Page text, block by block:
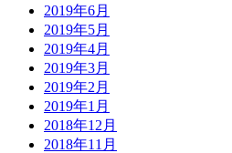
2019年6月
2019年5月
2019年4月
2019年3月
2019年2月
2019年1月
2018年12月
2018年11月